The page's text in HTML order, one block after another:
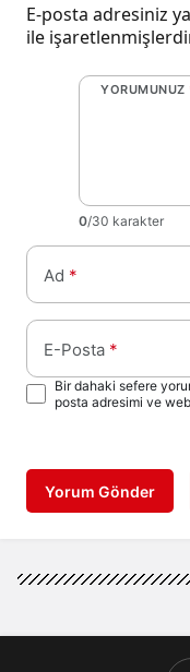
E-posta adresiniz
ile
YORUMUNUZ
0/30 karakter
Ad *
E-Posta *
Bir dahaki sefere
posta adresimi ve
Yorum Gönder